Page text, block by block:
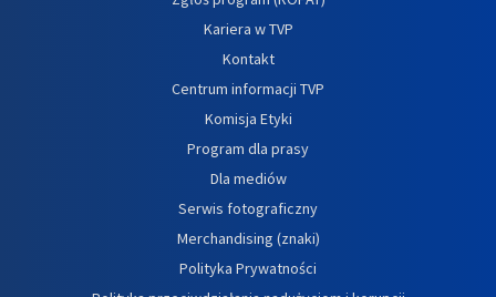
Kariera w TVP
Kontakt
Centrum informacji TVP
Komisja Etyki
Program dla prasy
Dla mediów
Serwis fotograficzny
Merchandising (znaki)
Polityka Prywatności